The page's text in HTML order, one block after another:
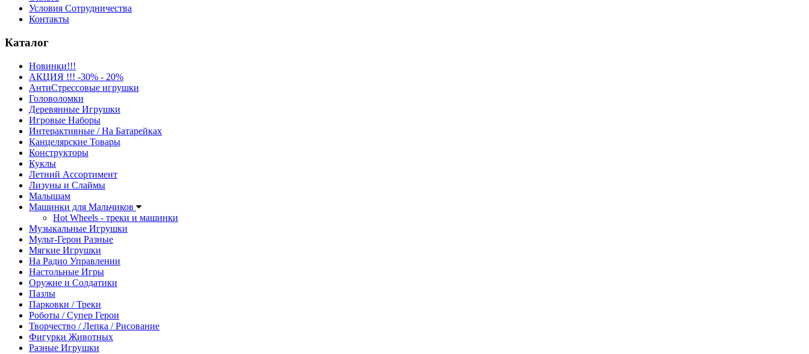
Условия Сотрудничества
Контакты
Каталог
Новинки!!!
АКЦИЯ !!! -30% - 20%
АнтиСтрессовые игрушки
Головоломки
Деревянные Игрушки
Игровые Наборы
Интерактивные / На Батарейках
Канцелярские Товары
Конструкторы
Куклы
Летний Ассортимент
Лизуны и Слаймы
Малышам
Машинки для Мальчиков
Hot Wheels - треки и машинки
Музыкальные Игрушки
Мульт-Герои Разные
Мягкие Игрушки
На Радио Управлении
Настольные Игры
Оружие и Солдатики
Пазлы
Парковки / Треки
Роботы / Супер Герои
Творчество / Лепка / Рисование
Фигурки Животных
Разные Игрушки